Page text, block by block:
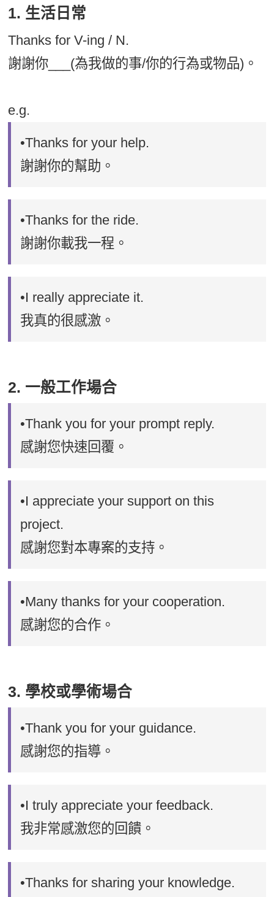
1. 生活日常
Thanks for V-ing / N.
謝謝你___(為我做的事/你的行為或物品)。
e.g.
•Thanks for your help.
謝謝你的幫助。
•Thanks for the ride.
謝謝你載我一程。
•I really appreciate it.
我真的很感激。
2. 一般工作場合
•Thank you for your prompt reply.
感謝您快速回覆。
•I appreciate your support on this
project.
感謝您對本專案的支持。
•Many thanks for your cooperation.
感謝您的合作。
3. 學校或學術場合
•Thank you for your guidance.
感謝您的指導。
•I truly appreciate your feedback.
我非常感激您的回饋。
•Thanks for sharing your knowledge.